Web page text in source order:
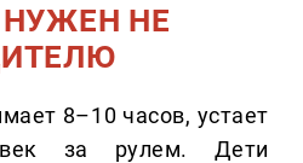
НЕ
8–10 часов, устает
за рулем. Дети